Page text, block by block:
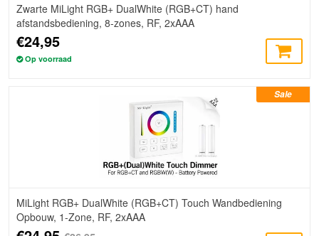
Zwarte MiLight RGB+ DualWhite (RGB+CT) hand
afstandsbediening, 8-zones, RF, 2xAAA
€24,95
Op voorraad
Sale
MiLight RGB+ DualWhite (RGB+CT) Touch Wandbediening
Opbouw, 1-Zone, RF, 2xAAA